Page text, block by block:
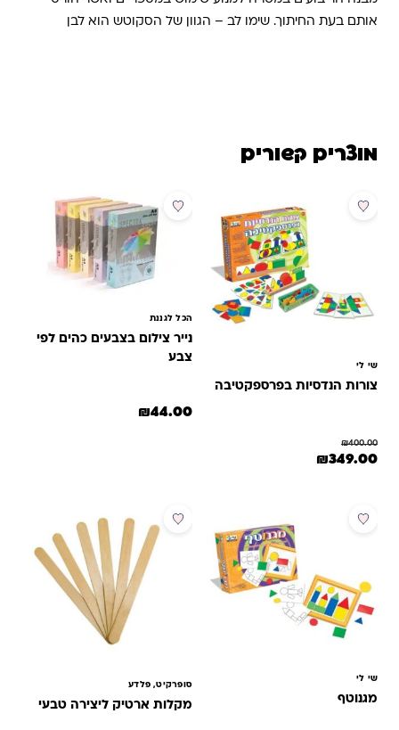
אותם בעת החיתוך. שימו לב – הגוון של הסקוטש הוא לבן
מוצרים קשורים
מבצע
שי לי
צורות הנדסיות בפרספקטיבה
₪400.00
המחיר המקורי היה: ₪400.00.
₪349.00 המחיר הנוכחי הוא: ₪349.00.
הכל לגננת
נייר צילום בצבעים כהים לפי
צבע
₪44.00
מבצע
שי לי
מגנוטף
סופרקיט, פלדע
מקלות ארטיק ליצירה טבעי